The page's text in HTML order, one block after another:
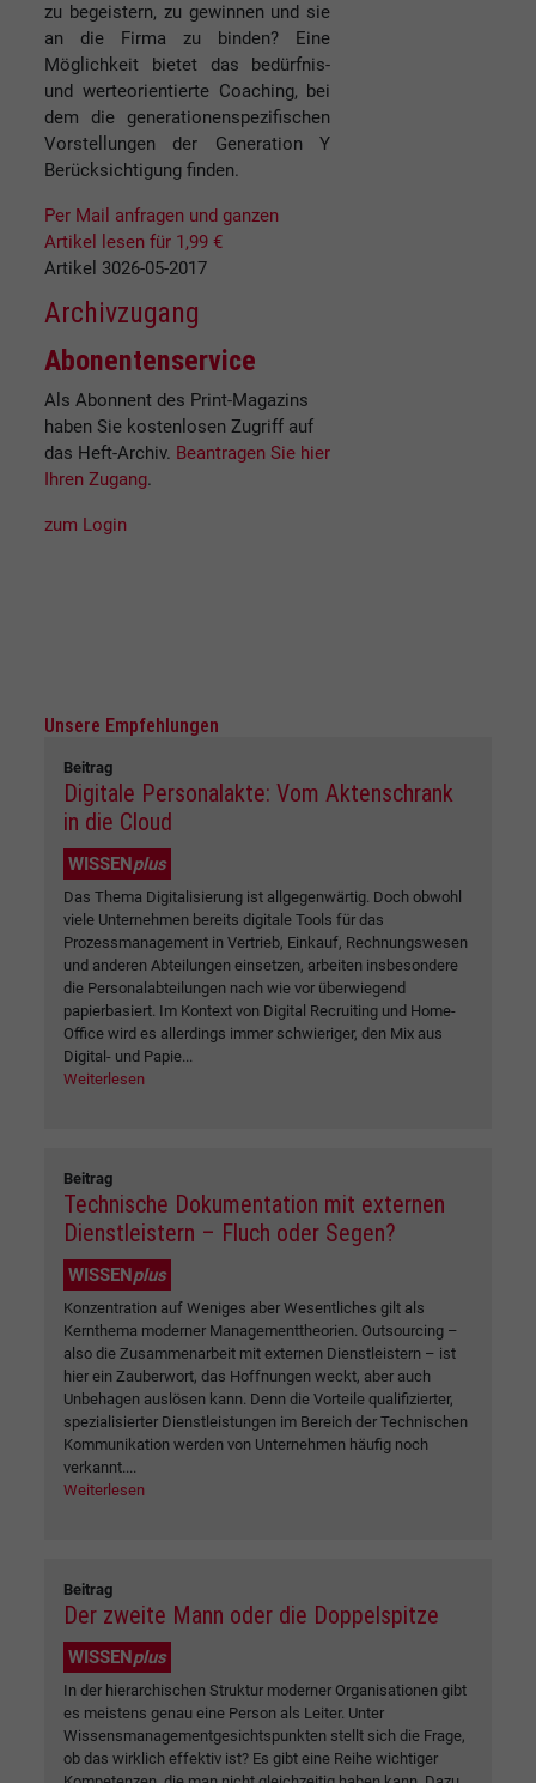
zu begeistern, zu gewinnen und sie
an die Firma zu binden? Eine
Möglichkeit bietet das bedürfnis-
und werteorientierte Coaching, bei
dem die generationenspezifischen
Vorstellungen der Generation Y
Berücksichtigung finden.
Per Mail anfragen und ganzen
Artikel lesen für 1,99 €
Artikel 3026-05-2017
Archivzugang
Abonentenservice
Als Abonnent des Print-Magazins
haben Sie kostenlosen Zugriff auf
das Heft-Archiv. Beantragen Sie hier
Ihren Zugang.
zum Login
Unsere Empfehlungen
Beitrag
Digitale Personalakte: Vom Aktenschrank
in die Cloud
WISSENplus
Das Thema Digitalisierung ist allgegenwärtig. Doch obwohl
viele Unternehmen bereits digitale Tools für das
Prozessmanagement in Vertrieb, Einkauf, Rechnungswesen
und anderen Abteilungen einsetzen, arbeiten insbesondere
die Personalabteilungen nach wie vor überwiegend
papierbasiert. Im Kontext von Digital Recruiting und Home-
Office wird es allerdings immer schwieriger, den Mix aus
Digital- und Papie...
Weiterlesen
Beitrag
Technische Dokumentation mit externen
Dienstleistern – Fluch oder Segen?
WISSENplus
Konzentration auf Weniges aber Wesentliches gilt als
Kernthema moderner Managementtheorien. Outsourcing –
also die Zusammenarbeit mit externen Dienstleistern – ist
hier ein Zauberwort, das Hoffnungen weckt, aber auch
Unbehagen auslösen kann. Denn die Vorteile qualifizierter,
spezialisierter Dienstleistungen im Bereich der Technischen
Kommunikation werden von Unternehmen häufig noch
verkannt....
Weiterlesen
Beitrag
Der zweite Mann oder die Doppelspitze
WISSENplus
In der hierarchischen Struktur moderner Organisationen gibt
es meistens genau eine Person als Leiter. Unter
Wissensmanagementgesichtspunkten stellt sich die Frage,
ob das wirklich effektiv ist? Es gibt eine Reihe wichtiger